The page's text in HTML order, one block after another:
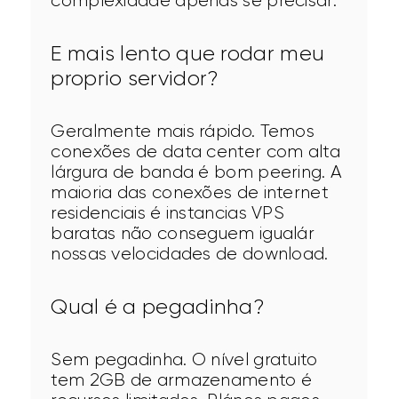
E mais lento que rodar meu
proprio servidor?
Geralmente mais rápido. Temos
conexões de data center com alta
lárgura de banda é bom peering. A
maioria das conexões de internet
residenciais é instancias VPS
baratas não conseguem igualár
nossas velocidades de download.
Qual é a pegadinha?
Sem pegadinha. O nível gratuito
tem 2GB de armazenamento é